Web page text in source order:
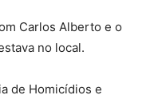
Carlos Alberto e o
no local.
de Homicídios e